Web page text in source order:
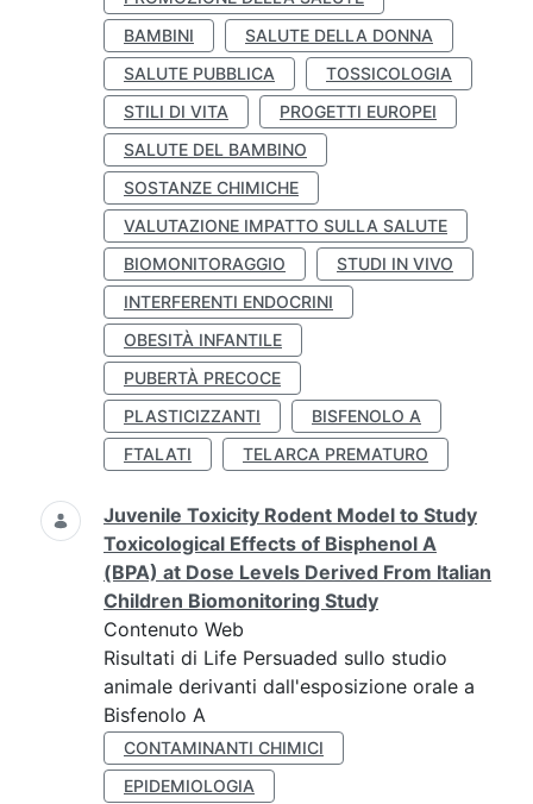
BAMBINI
SALUTE DELLA DONNA
SALUTE PUBBLICA
TOSSICOLOGIA
STILI DI VITA
PROGETTI EUROPEI
SALUTE DEL BAMBINO
SOSTANZE CHIMICHE
VALUTAZIONE IMPATTO SULLA SALUTE
BIOMONITORAGGIO
STUDI IN VIVO
INTERFERENTI ENDOCRINI
OBESITÀ INFANTILE
PUBERTÀ PRECOCE
PLASTICIZZANTI
BISFENOLO A
FTALATI
TELARCA PREMATURO
Juvenile Toxicity Rodent Model to Study
Toxicological Effects of Bisphenol A
(BPA) at Dose Levels Derived From Italian
Children Biomonitoring Study
Contenuto Web
Risultati di Life Persuaded sullo studio
animale derivanti dall'esposizione orale a
Bisfenolo A
CONTAMINANTI CHIMICI
EPIDEMIOLOGIA